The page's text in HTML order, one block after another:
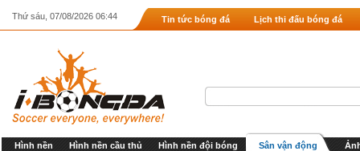
Thứ sáu, 07/08/2026 06:44 Tin tức bóng đá Lịch thi đấu bóng đá
Hình nền Hình nền cầu thủ Hình nền đội bóng Sân vận động